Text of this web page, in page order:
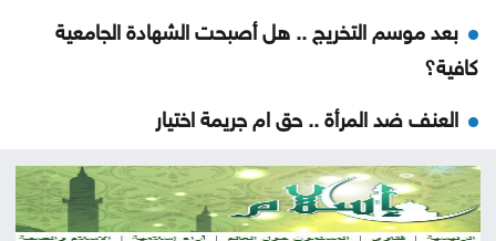
بعد موسم التخريج .. هل أصبحت الشهادة الجامعية
كافية؟
العنف ضد المرأة .. حق ام جريمة اختيار
عن تهديدات المناخ في المغرب العربي
أخيراً العالم يكتشف سبتة